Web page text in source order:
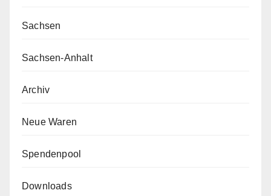
Sachsen
Sachsen-Anhalt
Archiv
Neue Waren
Spendenpool
Downloads